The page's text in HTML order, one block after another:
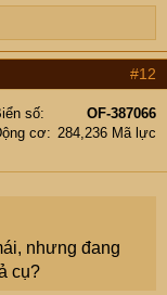
việc này). Em
siết ở mức độ
#12
số
OF-387066
cơ
284,236 Mã lực
nhưng đang
cụ?